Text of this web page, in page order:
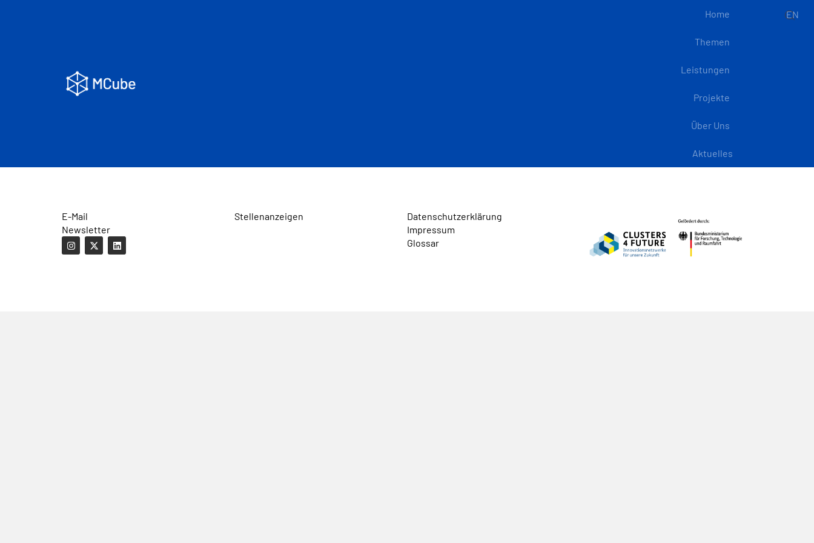
Home
Themen
Leistungen
Projekte
Über Uns
Aktuelles
EN
E-Mail
Newsletter
Stellenanzeigen
Datenschutzerklärung
Impressum
Glossar